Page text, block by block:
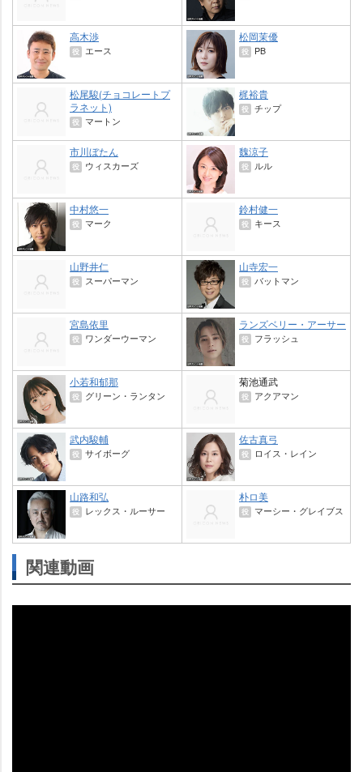
高木渉
役 エース
松岡茉優
役 PB
松尾駿(チョコレートプ
ラネット)
役 マートン
梶裕貴
役 チップ
市川ぼたん
役 ウィスカーズ
魏涼子
役 ルル
中村悠一
役 マーク
鈴村健一
役 キース
山野井仁
役 スーパーマン
山寺宏一
役 バットマン
宮島依里
役 ワンダーウーマン
ランズベリー・アーサー
役 フラッシュ
小若和郁那
役 グリーン・ランタン
菊池通武
役 アクアマン
武内駿輔
役 サイボーグ
佐古真弓
役 ロイス・レイン
山路和弘
役 レックス・ルーサー
朴ロ美
役 マーシー・グレイブス
関連動画